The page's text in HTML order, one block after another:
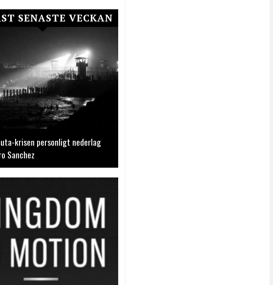
SENASTE VECKAN
krisen personligt nederlag
Sanchez